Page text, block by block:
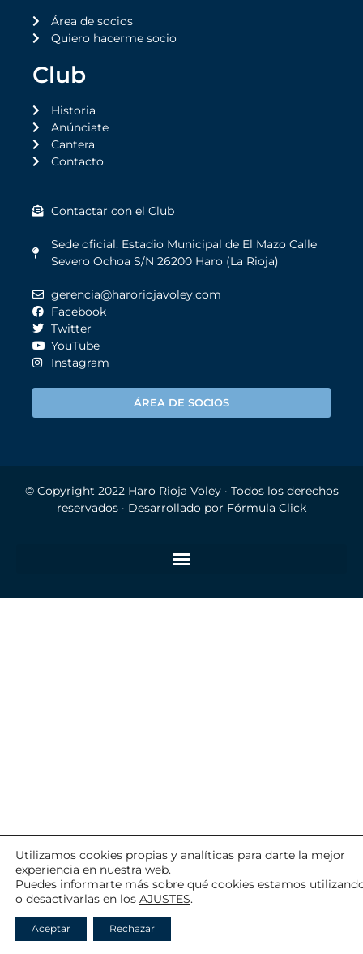
Área de socios
Quiero hacerme socio
Club
Historia
Anúnciate
Cantera
Contacto
Contactar con el Club
Sede oficial: Estadio Municipal de El Mazo Calle
Severo Ochoa S/N 26200 Haro (La Rioja)
gerencia@haroriojavoley.com
Facebook
Twitter
YouTube
Instagram
ÁREA DE SOCIOS
© Copyright 2022 Haro Rioja Voley· Todos los derechos
reservados · Desarrollado por Fórmula Click
Utilizamos cookies propias y analíticas para darte la mejor
experiencia en nuestra web.
Puedes informarte más sobre qué cookies estamos
o desactivarlas en los AJUSTES.
Aceptar Rechazar